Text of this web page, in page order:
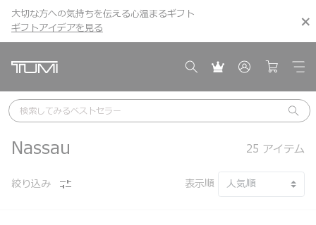
ギフトアイデアを見る こちら
大切な方への気持ちを伝える心温まるギフト
ギフトアイデアを見る
こちら
検索してみるベストセラー
Nassau 25 アイテム
絞り込み 表示順